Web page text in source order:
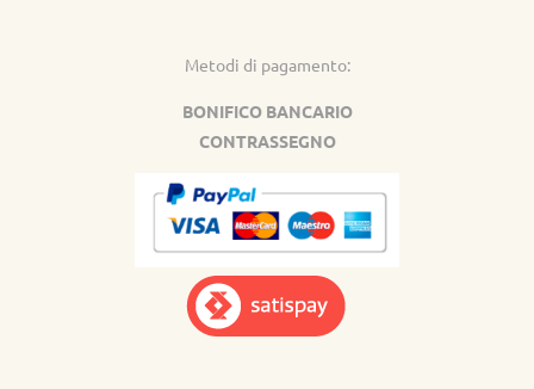
Metodi di pagamento:
BONIFICO BANCARIO
CONTRASSEGNO